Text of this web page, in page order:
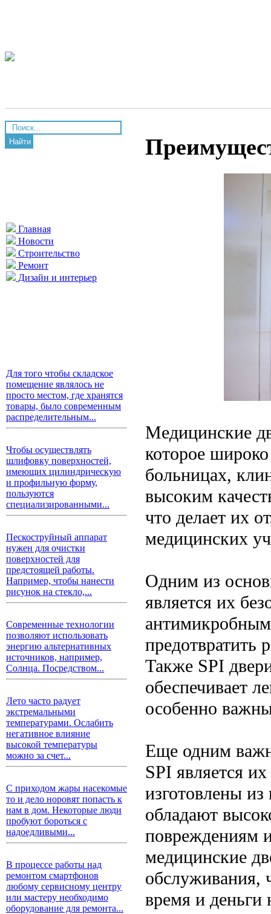
Найти
Главная
Новости
Строительство
Ремонт
Дизайн и интерьер
Для того чтобы складское
помещение являлось не
просто местом, где хранятся
товары, было современным
распределительным...
Чтобы осуществлять
шлифовку поверхностей,
имеющих цилиндрическую
и профильную форму,
пользуются
специализированными...
Пескоструйный аппарат
нужен для очистки
поверхностей для
предстоящей работы.
Например, чтобы нанести
рисунок на стекло,...
Современные технологии
позволяют использовать
энергию альтернативных
источников, например,
Солнца. Посредством...
Лето часто радует
экстремальными
температурами. Ослабить
негативное влияние
высокой температуры
можно за счет...
С приходом жары насекомые
то и дело норовят попасть к
нам в дом. Некоторые люди
пробуют бороться с
надоедливыми...
В процессе работы над
ремонтом смартфонов
любому сервисному центру
или мастеру необходимо
оборудование для ремонта...
Медицинские
которое
больницах,
высоким
что делает их
медицинских
Одним из
является их
предотвратить
Также SPI
обеспечивает
особенно
Еще одним
SPI является
изготовлены
обладают
повреждениям
медицинские
обслуживания,
время и деньги